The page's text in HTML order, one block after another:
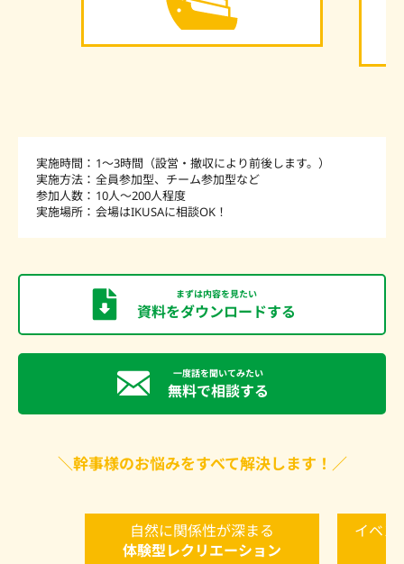
実施時間： 1～3時間（設営・撤収により前後します。）
実施方法： 全員参加型、チーム参加型など
参加人数： 10人～200人程度
実施場所： 会場はIKUSAに相談OK！
まずは内容を見たい
資料をダウンロードする
一度話を聞いてみたい
無料で相談する
＼幹事様のお悩みをすべて解決します！／
イベント会社とクルーズ会社が
企画した特別プラン
ク